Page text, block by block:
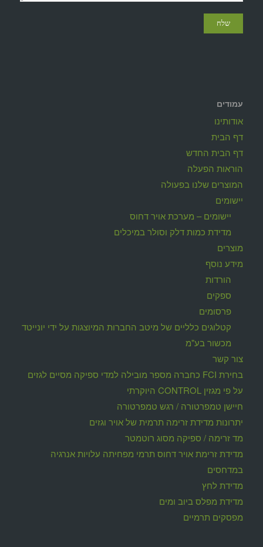
עמודים
אודותינו
דף הבית
דף הבית החדש
הוראות הפעלה
המוצרים שלנו בפעולה
יישומים
יישומים – מערכת אויר דחוס
מדידת כמות דלק וסולר במיכלים
מוצרים
מידע נוסף
הורדות
ספקים
פרסומים
קטלוגים כלליים של מיטב החברות המיוצגות על ידי יונייטד
מכשור בע"מ
צור קשר
בחירת FCI כחברה מספר מובילה למדי ספיקה מסיים לגזים
על פי מגזין CONTROL היוקרתי
חיישן טמפרטורה / רגש טמפרטורה
יתרונות מדידת זרימה תרמית של אויר וגזים
מד זרימה / ספיקה מסוג רוטמטר
מדידת זרימת אויר דחוס תרמי מפחיתה עלויות אנרגיה
במדחסים
מדידת לחץ
מדידת מפלס ביוב ומים
מפסקים תרמיים